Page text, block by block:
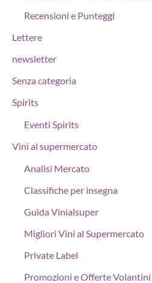
Recensioni e Punteggi
Lettere
newsletter
Senza categoria
Spirits
Eventi Spirits
Vini al supermercato
Analisi Mercato
Classifiche per insegna
Guida Vinialsuper
Migliori Vini al Supermercato
Private Label
Promozioni e Offerte Volantini